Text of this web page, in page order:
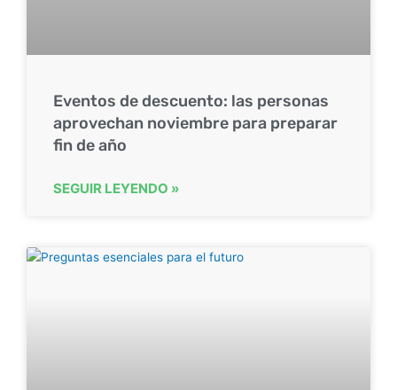
Eventos de descuento: las personas
aprovechan noviembre para preparar
fin de año
SEGUIR LEYENDO »